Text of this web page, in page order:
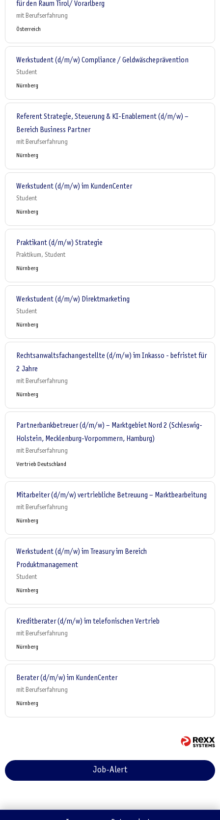
für den Raum Tirol/ Vorarlberg
mit Berufserfahrung
Österreich
Werkstudent (d/m/w) Compliance / Geldwäscheprävention
Student
Nürnberg
Referent Strategie, Steuerung & KI-Enablement (d/m/w) –
Bereich Business Partner
mit Berufserfahrung
Nürnberg
Werkstudent (d/m/w) im KundenCenter
Student
Nürnberg
Praktikant (d/m/w) Strategie
Praktikum, Student
Nürnberg
Werkstudent (d/m/w) Direktmarketing
Student
Nürnberg
Rechtsanwaltsfachangestellte (d/m/w) im Inkasso - befristet für
2 Jahre
mit Berufserfahrung
Nürnberg
Partnerbankbetreuer (d/m/w) – Marktgebiet Nord 2 (Schleswig-
Holstein, Mecklenburg-Vorpommern, Hamburg)
mit Berufserfahrung
Vertrieb Deutschland
Mitarbeiter (d/m/w) vertriebliche Betreuung – Marktbearbeitung
mit Berufserfahrung
Nürnberg
Werkstudent (d/m/w) im Treasury im Bereich
Produktmanagement
Student
Nürnberg
Kreditberater (d/m/w) im telefonischen Vertrieb
mit Berufserfahrung
Nürnberg
Berater (d/m/w) im KundenCenter
mit Berufserfahrung
Nürnberg
Job-Alert